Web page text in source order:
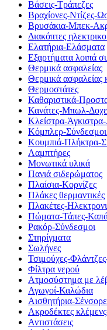
Βάσεις-Τράπεζες
Βραχίονες-Ντίζες-
Βρυσάκια-Μπεκ-
Διακόπτες
Ελατήρια-Ελάσματα
Εξαρτήματα λοιπά
Θερμικά ασφαλείας
Θερμικά ασφαλείας
Θερμοστάτες
Καθαριστικά-
Κανάτες-Μπωλ-
Κλείστρα-
Κόμπλερ-Σύνδεσμοι
Κουμπιά-Πλήκτρα-
Λαμπτήρες
Μονωτικά υλικά
Πανιά σιδερώματος
Πλαίσια-Κορνίζες
Πλάκες θερμαντικές
Πλακέτες-
Πώματα-Τάπες-
Ρακόρ-Σύνδεσμοι
Στηρίγματα
Σωλήνες
Τσιμούχες-
Φίλτρα νερού
Ατμοσύστημα με
Αγωγοί-Καλώδια
Αισθητήρια-
Ακροδέκτες
Αντιστάσεις